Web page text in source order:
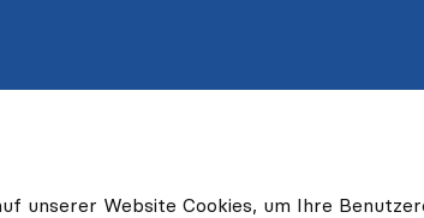
unserer Website Cookies, um Ihre